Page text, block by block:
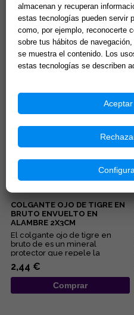
DISCO DE SELENITA
GRABADO. MODELOS
SURTIDOS (15 cm.)
Gran capacidad para la
limpieza de minerales y
energias negativas.
COLGANTE OJO DE TIGRE EN
BRUTO ENVUELTO EN
ALAMBRE 2X3CM
El colgante ojo de tigre en
bruto de es un mineral
protector que repele la
negatividad, potencia la fuerza
de ...
2,44 €
Comprar
almacenan y recuperan
estas tecnologías pueden servir
como, por ejemplo, reconocerte
sobre tus hábitos de
se muestra el contenido. Los
estas tecnologías se describen